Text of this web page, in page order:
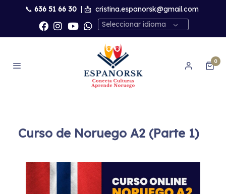
📞 636 51 66 30 | 📩 cristina.espanorsk@gmail.com
Seleccionar idioma
0
Curso de Noruego A2 (Parte 1)